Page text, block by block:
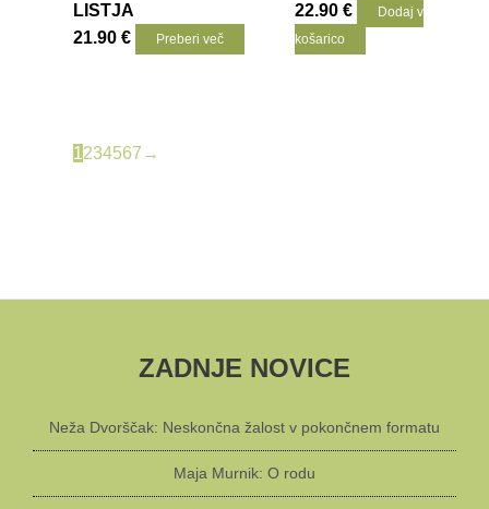
LISTJA
21.90€ Preberi več
22.90€
Dodaj v
košarico
1234567 →
ZADNJE NOVICE
Neža Dvorščak: Neskončna žalost v pokončnem formatu
Maja Murnik: O rodu